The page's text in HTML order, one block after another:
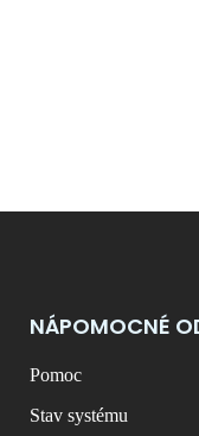
NÁPOMOCNÉ
Pomoc
Stav systému